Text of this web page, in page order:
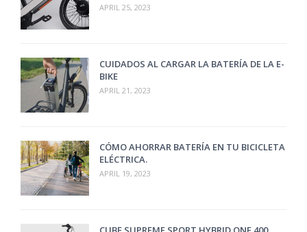
APRIL 25, 2023
CUIDADOS AL CARGAR LA BATERÍA DE LA E-
BIKE
APRIL 21, 2023
CÓMO AHORRAR BATERÍA EN TU BICICLETA
ELÉCTRICA.
APRIL 19, 2023